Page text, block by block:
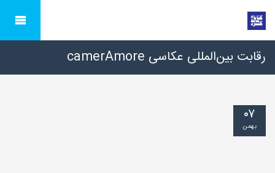
رقابت بین‌المللی عکاسی camerAmore
۰۷
بهمن